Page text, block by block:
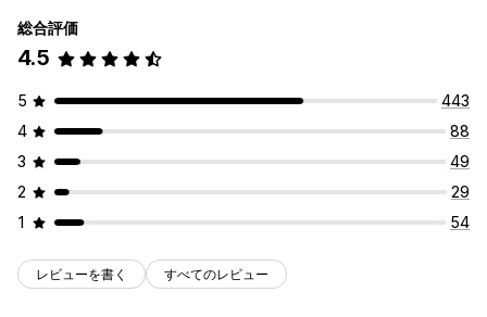
SMSの収集リスト
ターゲティング セグメンテーション
分析
ポップアップ管理
編集ツール メールアドレスの収集リスト
総合評価
4.5
5
443
4
88
3
49
2
29
1
54
レビューを書く すべてのレビュー